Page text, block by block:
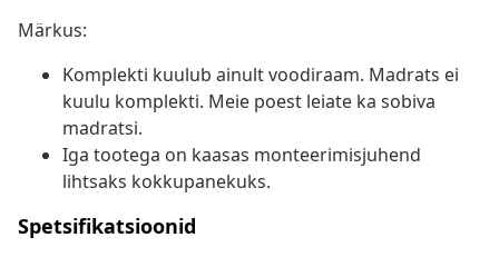
Märkus:
Komplekti kuulub ainult voodiraam. Madrats ei
kuulu komplekti. Meie poest leiate ka sobiva
madratsi.
Iga tootega on kaasas monteerimisjuhend
lihtsaks kokkupanekuks.
Spetsifikatsioonid